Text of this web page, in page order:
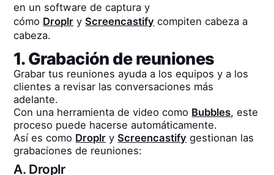
en un software de captura y
cómo Droplr yScreencastify compiten cabeza a
cabeza.
1. Grabación de reuniones
Grabar tus reuniones ayuda a los equipos y a los
clientes a revisar las conversaciones más
adelante.
Con una herramienta de video como Bubbles, este
proceso puede hacerse automáticamente.
Así es como Droplr yScreencastify gestionan las
grabaciones de reuniones:
A. Droplr